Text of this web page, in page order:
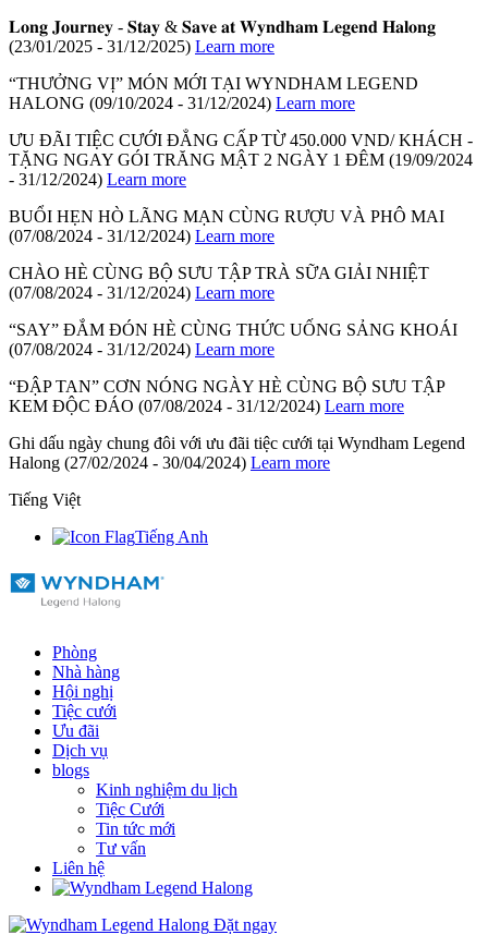
𝐋𝐨𝐧𝐠 𝐉𝐨𝐮𝐫𝐧𝐞𝐲 - 𝐒𝐭𝐚𝐲 & 𝐒𝐚𝐯𝐞 𝐚𝐭 𝐖𝐲𝐧𝐝𝐡𝐚𝐦 𝐋𝐞𝐠𝐞𝐧𝐝 𝐇𝐚𝐥𝐨𝐧𝐠
(23/01/2025 - 31/12/2025) Learn more
“THƯỞNG VỊ” MÓN MỚI TẠI WYNDHAM LEGEND
HALONG (09/10/2024 - 31/12/2024) Learn more
ƯU ĐÃI TIỆC CƯỚI ĐẲNG CẤP TỪ 450.000 VND/ KHÁCH -
TẶNG NGAY GÓI TRĂNG MẬT 2 NGÀY 1 ĐÊM (19/09/2024
- 31/12/2024) Learn more
BUỔI HẸN HÒ LÃNG MẠN CÙNG RƯỢU VÀ PHÔ MAI
(07/08/2024 - 31/12/2024) Learn more
CHÀO HÈ CÙNG BỘ SƯU TẬP TRÀ SỮA GIẢI NHIỆT
(07/08/2024 - 31/12/2024) Learn more
“SAY” ĐẮM ĐÓN HÈ CÙNG THỨC UỐNG SẢNG KHOÁI
(07/08/2024 - 31/12/2024) Learn more
“ĐẬP TAN” CƠN NÓNG NGÀY HÈ CÙNG BỘ SƯU TẬP
KEM ĐỘC ĐÁO (07/08/2024 - 31/12/2024) Learn more
Ghi dấu ngày chung đôi với ưu đãi tiệc cưới tại Wyndham Legend
Halong (27/02/2024 - 30/04/2024) Learn more
Tiếng Việt
Tiếng Anh
Phòng
Nhà hàng
Hội nghị
Tiệc cưới
Ưu đãi
Dịch vụ
blogs
Kinh nghiệm du lịch
Tiệc Cưới
Tin tức mới
Tư vấn
Liên hệ
Đặt ngay